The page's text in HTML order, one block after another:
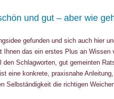
und gut – aber wie
gefunden und sich auch hier
Ihnen das ein erstes Plus an
den Schlagworten, gut gemeinten
eine konkrete, praxisnahe
Selbständigkeit die richtigen